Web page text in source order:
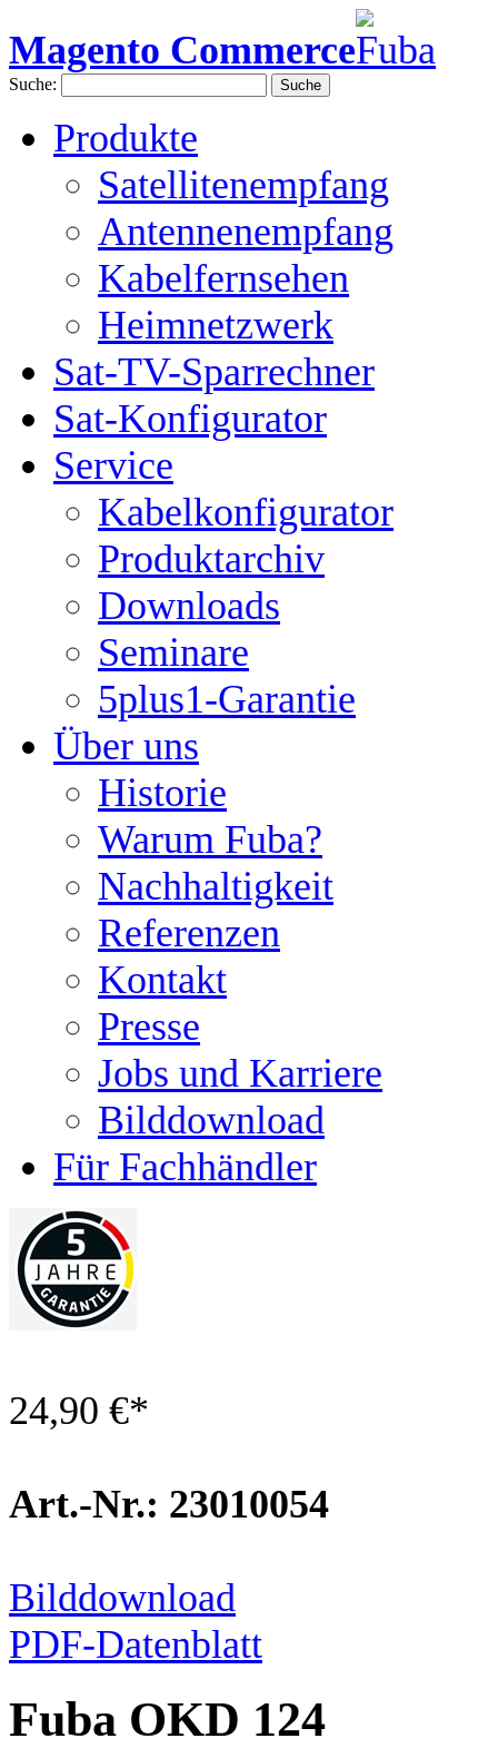
Magento Commerce
Suche: Suche
Produkte
Satellitenempfang
Antennenempfang
Kabelfernsehen
Heimnetzwerk
Sat-TV-Sparrechner
Sat-Konfigurator
Service
Kabelkonfigurator
Produktarchiv
Downloads
Seminare
5plus1-Garantie
Über uns
Historie
Warum Fuba?
Nachhaltigkeit
Referenzen
Kontakt
Presse
Jobs und Karriere
Bilddownload
Für Fachhändler
24,90 €*
Art.-Nr.: 23010054
Bilddownload
PDF-Datenblatt
Fuba OKD 124